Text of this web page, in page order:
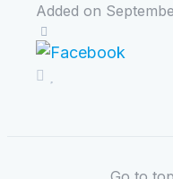
Added on